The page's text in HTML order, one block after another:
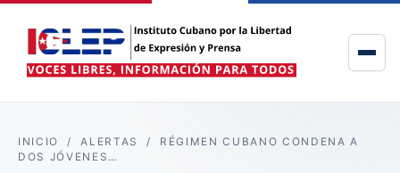
INICIO /ALERTAS / RÉGIMEN CUBANO CONDENA A
DOS JÓVENES…